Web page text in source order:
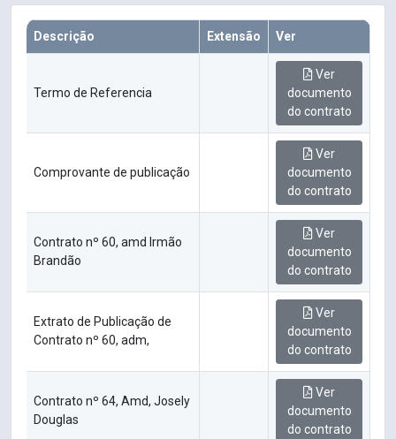
Descrição Extensão Ver
Termo de Referencia
Ver
documento
do contrato
Comprovante de publicação
Ver
documento
do contrato
Contrato nº 60, amd Irmão
Brandão
Ver
documento
do contrato
Extrato de Publicação de
Contrato nº 60, adm,
Ver
documento
do contrato
Contrato nº 64, Amd, Josely
Douglas
Ver
documento
do contrato